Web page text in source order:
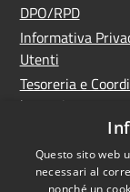
DPO/RPD
Informativa
Utenti
Tesoreria e
bancarie
Controlla la tua
PNRR (Piano
di Ripresa e
Questo sito web
necessari al
nonché un